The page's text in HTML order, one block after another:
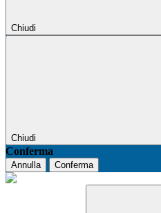
Chiudi
Chiudi
Conferma
Annulla Conferma